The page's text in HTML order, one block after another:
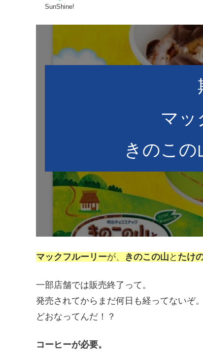
SunShine!
マッ
きのこ
マックフルーリーが、 きのこの山 と たけ
一部店舗では販売終了って。
発売されてからまだ何日も経ってないぞ。
どおなってんだ！？
コーヒーが必要。